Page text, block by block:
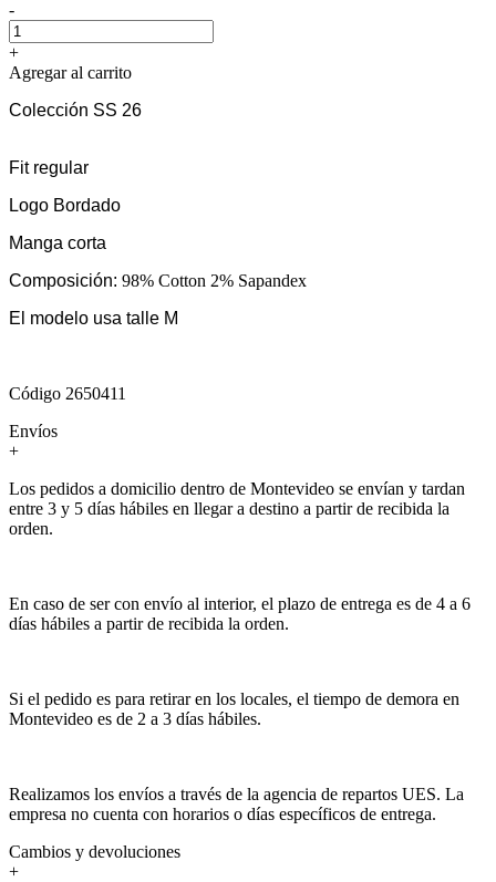
-
+
Agregar al carrito
Colección SS 26
Fit regular
Logo Bordado
Manga corta
Composición: 98% Cotton 2% Sapandex
El modelo usa talle M
Código 2650411
Envíos
+
Los pedidos a domicilio dentro de Montevideo se envían y tardan
entre 3 y 5 días hábiles en llegar a destino a partir de recibida la
orden.
En caso de ser con envío al interior, el plazo de entrega es de 4 a 6
días hábiles a partir de recibida la orden.
Si el pedido es para retirar en los locales, el tiempo de demora en
Montevideo es de 2 a 3 días hábiles.
Realizamos los envíos a través de la agencia de repartos UES. La
empresa no cuenta con horarios o días específicos de entrega.
Cambios y devoluciones
+